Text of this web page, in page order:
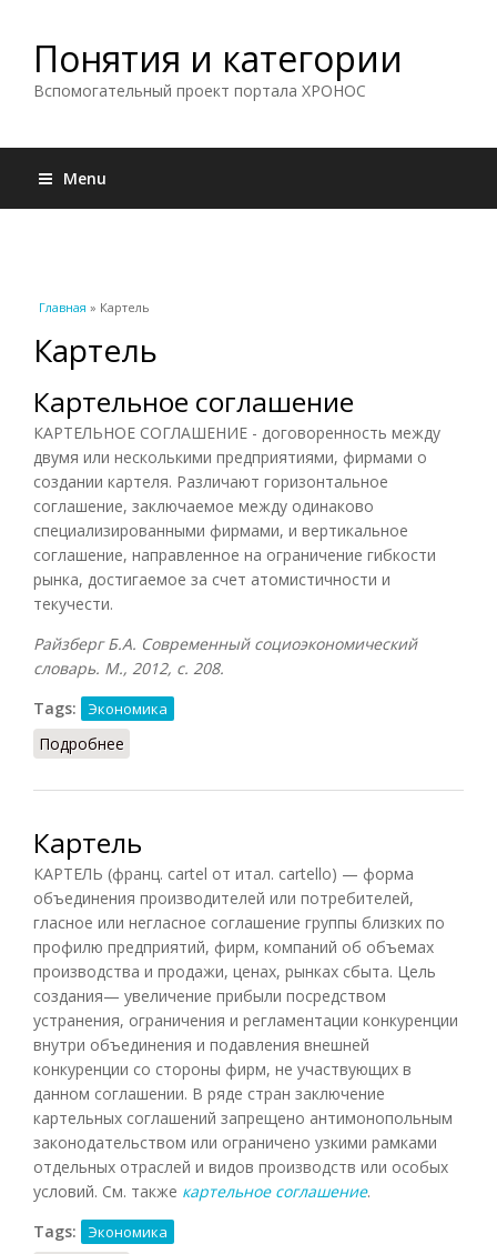
Понятия и категории
Вспомогательный проект портала ХРОНОС
Menu
Вы здесь
Главная » Картель
Картель
Картельное соглашение
КАРТЕЛЬНОЕ СОГЛАШЕНИЕ - договоренность между
двумя или несколькими предприятиями, фирмами о
создании картеля. Различают горизонтальное
соглашение, заключаемое между одинаково
специализированными фирмами, и вертикальное
соглашение, направленное на ограничение гибкости
рынка, достигаемое за счет атомистичности и
текучести.
Райзберг Б.А. Современный социоэкономический
словарь. М., 2012, с. 208.
Tags:
Экономика
Подробнее
Картель
КАРТЕЛЬ (франц. cartel от итал. cartello) — форма
объединения производителей или потребителей,
гласное или негласное соглашение группы близких по
профилю предприятий, фирм, компаний об объемах
производства и продажи, ценах, рынках сбыта. Цель
создания— увеличение прибыли посредством
устранения, ограничения и регламентации конкуренции
внутри объединения и подавления внешней
конкуренции со стороны фирм, не участвующих в
данном соглашении. В ряде стран заключение
картельных соглашений запрещено антимонопольным
законодательством или ограничено узкими рамками
отдельных отраслей и видов производств или особых
условий. См. также картельное соглашение.
Tags:
Экономика